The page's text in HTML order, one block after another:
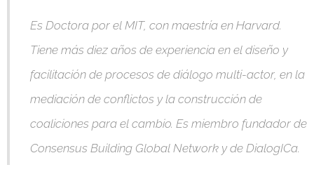
Es Doctora por el MIT, con maestría en Harvard.
Tiene más diez años de experiencia en el diseño y
facilitación de procesos de diálogo multi-actor, en la
mediación de conflictos y la construcción de
coaliciones para el cambio. Es miembro fundador de
Consensus Building Global Network y de DialogICa.